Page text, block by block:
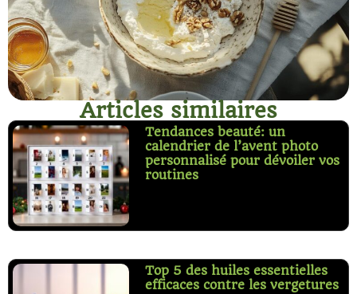
Articles similaires
Tendances beauté: un
calendrier de l’avent photo
personnalisé pour dévoiler vos
routines
Top 5 des huiles essentielles
efficaces contre les vergetures